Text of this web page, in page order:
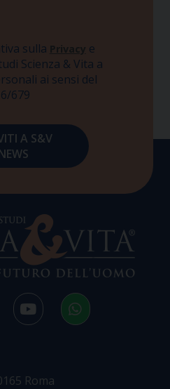
sulla Privacy e
Scienza & Vita a
ai sensi del
679
Roma